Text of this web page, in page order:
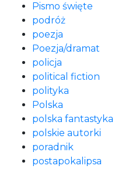
Pismo święte
podróż
poezja
Poezja/dramat
policja
political fiction
polityka
Polska
polska fantastyka
polskie autorki
poradnik
postapokalipsa